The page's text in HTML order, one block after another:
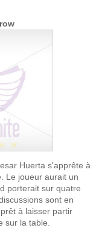
Huerta s'apprête à
Le joueur aurait un
porterait sur quatre
sont en
à laisser partir
sur la table.